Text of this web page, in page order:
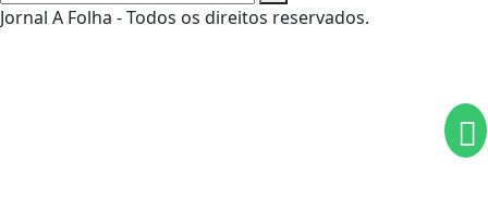
Jornal A Folha - Todos os direitos reservados.
Esse site utiliza cookies para melhorar sua